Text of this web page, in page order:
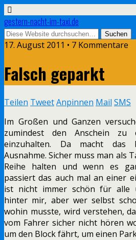
gestern-nacht-im-taxi.de
17. August 2011 • 7 Kommentare
Falsch geparkt
Teilen TweetAnpinnen Mail SMS
Im Großen und Ganzen
zumindest den Anschein zu
einzuhalten. Da macht das
Ausnahme. Sicher muss man als
Reihe halten und wenn es
passiert das auch mal an einer
ist nicht immer schön für alle
hinter mir, aber wer selbst
wohin musste, wird verstehen,
vom Fahrer sicher nicht hören
um den Block fährt, um einen